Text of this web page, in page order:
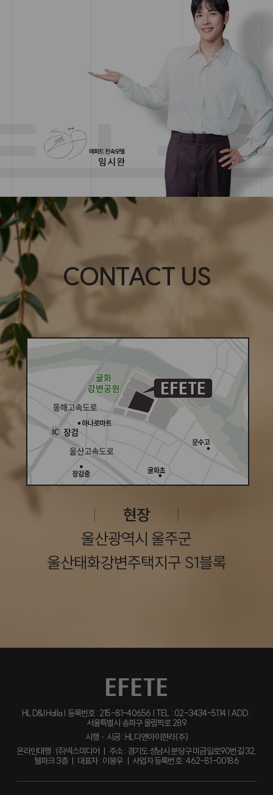
CONTACT US
현장
울산광역시 울주군
울산태화강변주택지구 S1블록
HL D&I Halla | 등록번호 : 215-81-40656 | TEL : 02-3434-5114 | ADD :
서울특별시 송파구 올림픽로 289
시행ㆍ시공 : HL디앤아이한라(주)
온라인대행 : ㈜넥스미디어 ㅣ 주소 : 경기도 성남시 분당구 미금일로90번길 32,
웰파크 3층 ㅣ 대표자 : 이봉우 ㅣ 사업자 등록번호 : 462-81-00186